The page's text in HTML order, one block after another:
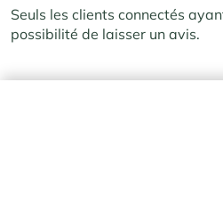
Seuls les clients connectés
possibilité de laisser un avis.